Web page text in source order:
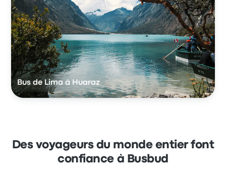
Bus de Lima à Huaraz
Des voyageurs du monde entier font
confiance à Busbud